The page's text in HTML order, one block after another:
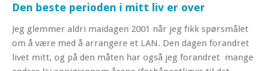
Den beste perioden i mitt liv er over
Jeg glemmer aldri maidagen 2001 når jeg fikk spørsmålet
om å være med å arrangere et LAN. Den dagen forandret
livet mitt, og på den måten har også jeg forandret mange